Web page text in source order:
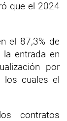
que el 2024
el 87,3% de
entrada en
por
los cuales el
contratos